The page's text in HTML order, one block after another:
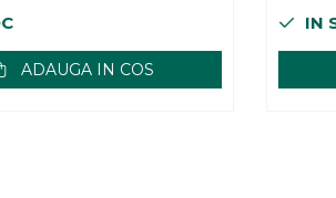
ADAUGA IN COS
IN